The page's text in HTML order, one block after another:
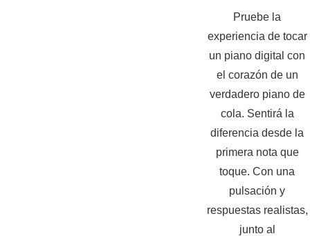
Pruebe la
experiencia de tocar
un piano digital con
el corazón de un
verdadero piano de
cola. Sentirá la
diferencia desde la
primera nota que
toque. Con una
pulsación y
respuestas realistas,
junto al